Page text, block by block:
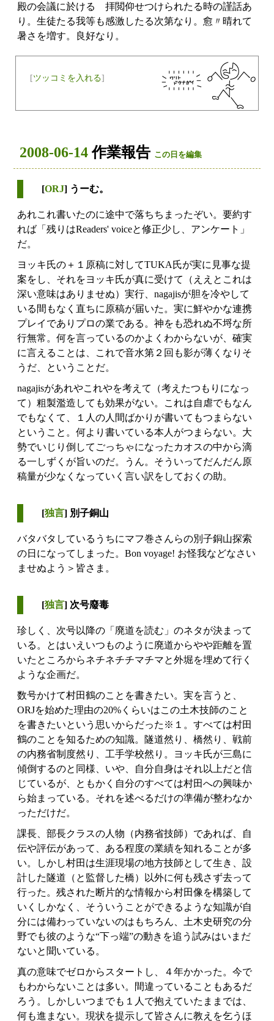
殿の会議に於ける 拝閲仰せつけられたる時の謹話あ
り。生徒たる我等も感激したる次第なり。愈〃晴れて
暑さを増す。良好なり。
[ツッコミを入れる]
2008-06-14 作業報告 この日を編集
[ORJ] うーむ。
あれこれ書いたのに途中で落ちちまったぞい。要約す
れば「残りはReaders' voiceと修正少し、アンケート」
だ。
ヨッキ氏の＋１原稿に対してTUKA氏が実に見事な提
案をし、それをヨッキ氏が真に受けて（ええとこれは
深い意味はありませぬ）実行、nagajisが胆を冷やして
いる間もなく直ちに原稿が届いた。実に鮮やかな連携
プレイでありプロの業である。神をも恐れぬ不埒な所
行無常。何を言っているのかよくわからないが、確実
に言えることは、これで音水第２回も影が薄くなりそ
うだ、ということだ。
nagajisがあれやこれやを考えて（考えたつもりになっ
て）粗製濫造しても効果がない。これは自虐でもなん
でもなくて、１人の人間ばかりが書いてもつまらない
ということ。何より書いている本人がつまらない。大
勢でいじり倒してごっちゃになったカオスの中から滴
る一しずくが旨いのだ。うん。そういってだんだん原
稿量が少なくなっていく言い訳をしておくの助。
[独言] 別子銅山
バタバタしているうちにマフ巻さんらの別子銅山探索
の日になってしまった。Bon voyage! お怪我などなさい
ませぬよう＞皆さま。
[独言] 次号廢毒
珍しく、次号以降の「廃道を読む」のネタが決まって
いる。とはいえいつものように廃道からやや距離を置
いたところからネチネチチマチマと外堀を埋めて行く
ような企画だ。
数号かけて村田鶴のことを書きたい。実を言うと、
ORJを始めた理由の20%くらいはこの土木技師のこと
を書きたいという思いからだった※１。すべては村田
鶴のことを知るための知識。隧道然り、橋然り、戦前
の内務省制度然り、工手学校然り。ヨッキ氏が三島に
傾倒するのと同様、いや、自分自身はそれ以上だと信
じているが、ともかく自分のすべては村田への興味か
ら始まっている。それを述べるだけの準備が整わなか
っただけだ。
課長、部長クラスの人物（内務省技師）であれば、自
伝や評伝があって、ある程度の業績を知れることが多
い。しかし村田は生涯現場の地方技師として生き、設
計した隧道（と監督した橋）以外に何も残さず去って
行った。残された断片的な情報から村田像を構築して
いくしかなく、そういうことができるような知識が自
分には備わっていないのはもちろん、土木史研究の分
野でも彼のような“下っ端”の動きを追う試みはいまだ
ないと聞いている。
真の意味でゼロからスタートし、４年かかった。今で
もわからないことは多い。間違っていることもあるだ
ろう。しかしいつまでも１人で抱えていたままでは、
何も進まない。現状を提示して皆さんに教えを乞うほ